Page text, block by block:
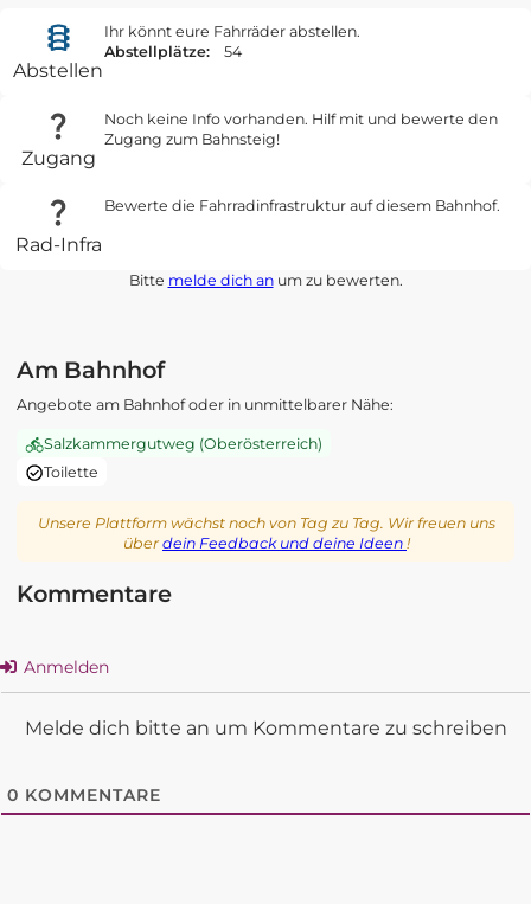
Abstellen
Ihr könnt eure Fahrräder abstellen.
Abstellplätze:
54
Zugang
Noch keine Info vorhanden. Hilf mit und bewerte den
Zugang zum Bahnsteig!
Rad-Infra
Bewerte die Fahrradinfrastruktur auf diesem Bahnhof.
Bitte melde dich anum zu bewerten.
Am Bahnhof
Angebote am Bahnhof oder in unmittelbarer Nähe:
Salzkammergutweg (Oberösterreich)
Toilette
Unsere Plattform wächst noch von Tag zu Tag. Wir freuen uns
überdein Feedback und deine Ideen !
Kommentare
Anmelden
Melde dich bitte an um Kommentare zu schreiben
0 KOMMENTARE